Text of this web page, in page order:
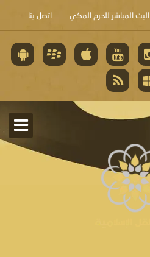
البث المباشر للحرم المكي اتصل بنا